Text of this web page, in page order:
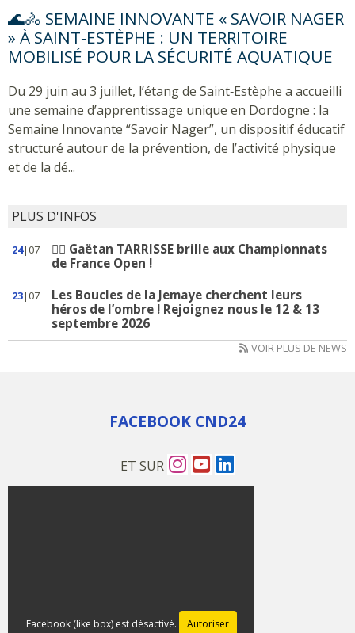
🌊🚴 SEMAINE INNOVANTE « SAVOIR NAGER
» À SAINT‑ESTÈPHE : UN TERRITOIRE
MOBILISÉ POUR LA SÉCURITÉ AQUATIQUE
Du 29 juin au 3 juillet, l’étang de Saint‑Estèphe a accueilli
une semaine d’apprentissage unique en Dordogne : la
Semaine Innovante “Savoir Nager”, un dispositif éducatif
structuré autour de la prévention, de l’activité physique
et de la dé...
PLUS D'INFOS
24|07
🏊‍♂️ Gaëtan TARRISSE brille aux Championnats
de France Open !
23|07
Les Boucles de la Jemaye cherchent leurs
héros de l’ombre ! Rejoignez nous le 12 & 13
septembre 2026
VOIR PLUS DE NEWS
FACEBOOK CND24
ET SUR
Facebook (like box) est désactivé. Autoriser